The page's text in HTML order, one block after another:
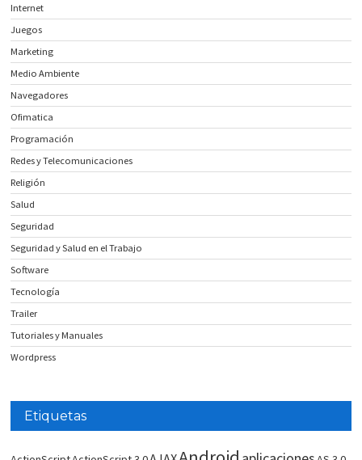
Internet
Juegos
Marketing
Medio Ambiente
Navegadores
Ofimatica
Programación
Redes y Telecomunicaciones
Religión
Salud
Seguridad
Seguridad y Salud en el Trabajo
Software
Tecnología
Trailer
Tutoriales y Manuales
Wordpress
Etiquetas